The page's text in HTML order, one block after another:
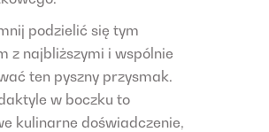
podzielić się tym
z najbliższymi i wspólnie
ten pyszny przysmak.
w boczku to
kulinarne doświadczenie,